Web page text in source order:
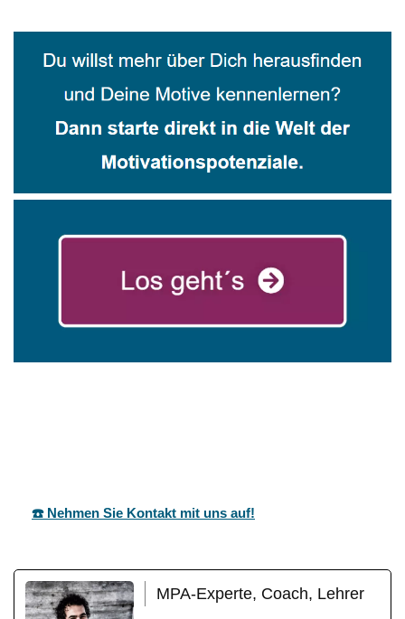
☎️ Nehmen Sie Kontakt mit uns auf!
MPA-Experte, Coach, Lehrer